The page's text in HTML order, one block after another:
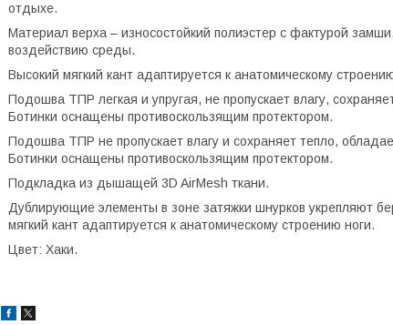
отдыхе.
Материал верха – износостойкий полиэстер с фактурой
воздействию среды.
Высокий мягкий кант адаптируется к анатомическому
Подошва ТПР легкая и упругая, не пропускает влагу,
Ботинки оснащены противоскользящим протектором.
Подошва ТПР не пропускает влагу и сохраняет тепло,
Ботинки оснащены противоскользящим протектором.
Подкладка из дышащей 3D AirMesh ткани.
Дублирующие элементы в зоне затяжки шнурков укрепляют
мягкий кант адаптируется к анатомическому строению ноги.
Цвет: Хаки.